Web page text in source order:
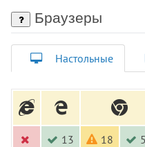
Браузеры
Настольные
13 18
border-inline-start-color
border-inline-start-style
border-inline-start-width
border-inline-style
border-left
border-left-color
border-left-style